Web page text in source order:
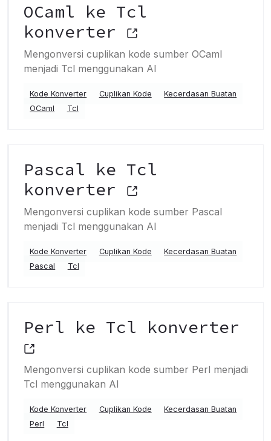
OCaml ke Tcl
konverter
Mengonversi cuplikan kode sumber OCaml
menjadi Tcl menggunakan AI
Kode Konverter Cuplikan Kode
Kecerdasan Buatan
OCaml
Tcl
Pascal ke Tcl
konverter
Mengonversi cuplikan kode sumber Pascal
menjadi Tcl menggunakan AI
Kode Konverter Cuplikan Kode
Kecerdasan Buatan
Pascal
Tcl
Perl ke Tcl konverter
Mengonversi cuplikan kode sumber Perl menjadi
Tcl menggunakan AI
Kode Konverter Cuplikan Kode
Kecerdasan Buatan
Perl
Tcl